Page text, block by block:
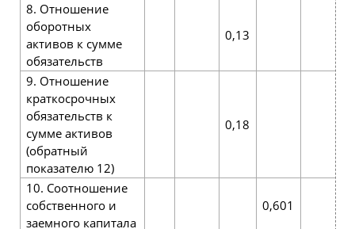
8. Отношение
оборотных
активов к сумме
обязательств
0,13
9. Отношение
краткосрочных
обязательств к
сумме активов
(обратный
показателю 12)
0,18
10. Соотношение
собственного и
заемного капитала
0,601